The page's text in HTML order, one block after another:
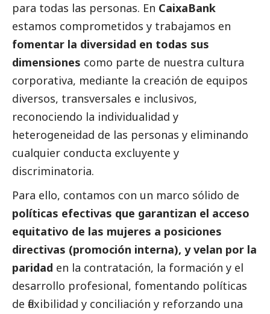
para todas las personas. En CaixaBank
estamos comprometidos y trabajamos en
fomentar la diversidad en todas sus
dimensiones como parte de nuestra cultura
corporativa, mediante la creación de equipos
diversos, transversales e inclusivos,
reconociendo la individualidad y
heterogeneidad de las personas y eliminando
cualquier conducta excluyente y
discriminatoria.
Para ello, contamos con un marco sólido de
políticas efectivas que garantizan el acceso
equitativo de las mujeres a posiciones
directivas (promoción interna), y velan por la
paridad en la contratación, la formación y el
desarrollo profesional, fomentando políticas
de flexibilidad y conciliación y reforzando una